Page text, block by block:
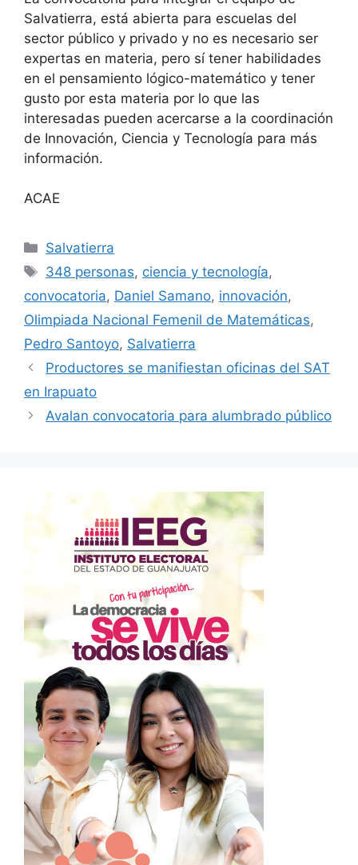
Salvatierra, está abierta para escuelas del
sector público y privado y no es necesario ser
expertas en materia, pero sí tener habilidades
en el pensamiento lógico-matemático y tener
gusto por esta materia por lo que las
interesadas pueden acercarse a la coordinación
de Innovación, Ciencia y Tecnología para más
información.
ACAE
Categorías
Salvatierra
Etiquetas
348 personas, ciencia y tecnología,
convocatoria, Daniel Samano, innovación,
Olimpiada Nacional Femenil de Matemáticas,
Pedro Santoyo, Salvatierra
Productores se manifiestan oficinas del SAT
en Irapuato
Avalan convocatoria para alumbrado público